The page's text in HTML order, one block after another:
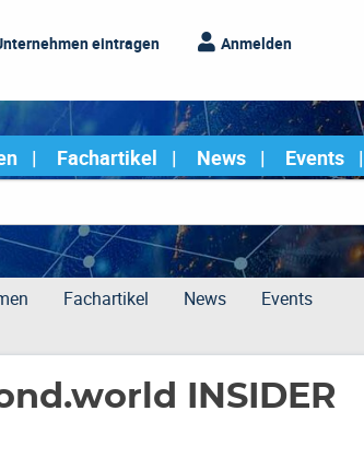
eintragen Anmelden
Fachartikel News
Events
Fachartikel News Events
INSIDER